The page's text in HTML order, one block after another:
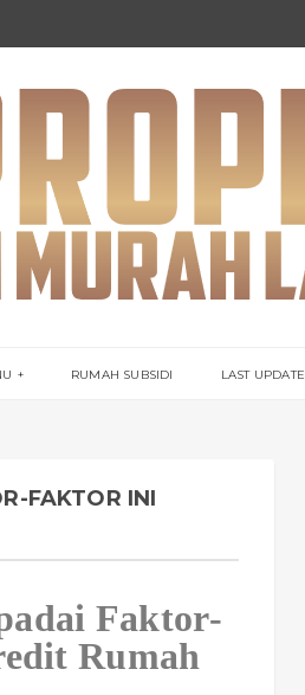
RUMAH SUBSIDI LAST UPDATE
FAKTOR INI
Faktor-
Rumah